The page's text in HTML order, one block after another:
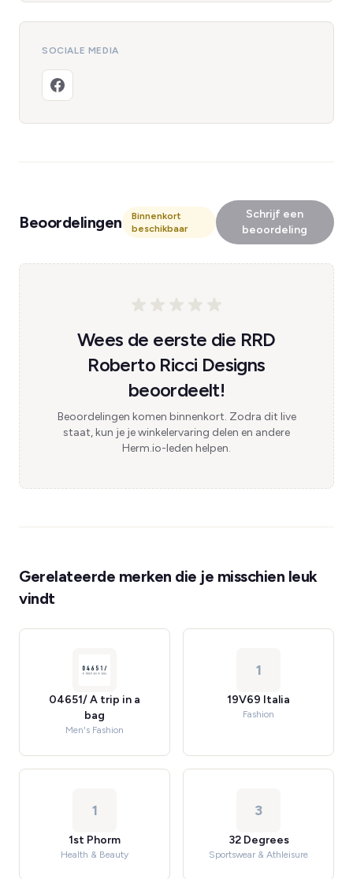
SOCIALE MEDIA
Beoordelingen
Binnenkort
beschikbaar
Schrijf een
beoordeling
Wees de eerste die RRD
Roberto Ricci Designs
beoordeelt!
Beoordelingen komen binnenkort. Zodra dit live
staat, kun je je winkelervaring delen en andere
Herm.io-leden helpen.
Gerelateerde merken die je misschien leuk
vindt
04651/ A trip in a
bag
Men's Fashion
1
19V69 Italia
Fashion
1
1st Phorm
Health & Beauty
3
32 Degrees
Sportswear & Athleisure